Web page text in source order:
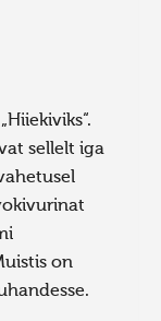
sellelt iga
on